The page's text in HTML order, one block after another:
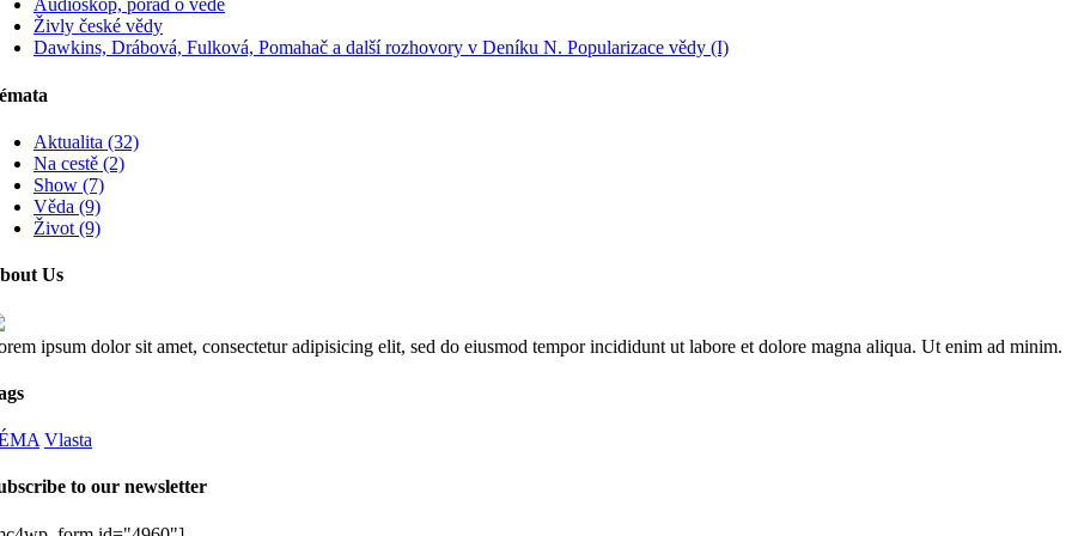
Audioskop, pořád o vědě
Živly české vědy
Dawkins, Drábová, Fulková, Pomahač a další rozhovory v Deníku N. Popularizace vědy (I)
Aktualita (32)
Na cestě (2)
Show (7)
Věda (9)
Život (9)
Us
ipsum dolor sit amet, consectetur adipisicing elit, sed do eiusmod tempor incididunt ut labore et dolore magna aliqua. Ut enim ad minim.
Vlasta
to our newsletter